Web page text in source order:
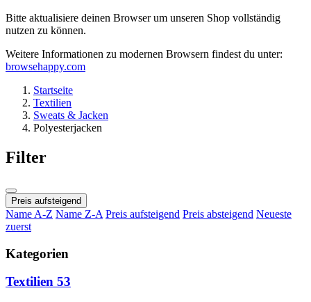
Bitte aktualisiere deinen Browser um unseren Shop vollständig
nutzen zu können.
Weitere Informationen zu modernen Browsern findest du unter:
browsehappy.com
Startseite
Textilien
Sweats & Jacken
Polyesterjacken
Filter
Preis aufsteigend
Name A-Z Name Z-A Preis aufsteigend Preis absteigend Neueste
zuerst
Kategorien
Textilien 53